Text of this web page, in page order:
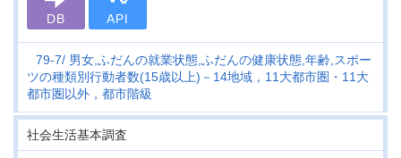
DB API
79-7
男女,ふだんの就業状態,ふだんの健康状態,年齢,スポー
ツの種類別行動者数(15歳以上)－14地域，11大都市圏・11大
都市圏以外，都市階級
社会生活基本調査